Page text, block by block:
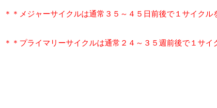
＊＊メジャーサイクルは通常３５～４５日前後で１サイクル
＊＊プライマリーサイクルは通常２４～３５週前後で１サイ